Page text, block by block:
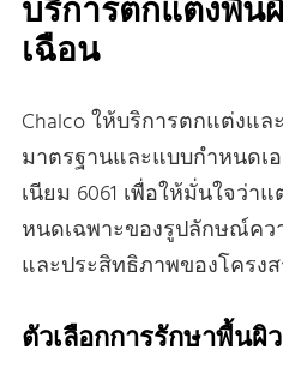
บริการตกแต่งพื้น
เฉือน
Chalco ให้บริการตกแต่งแ
มาตรฐานและแบบกําหนดเ
เนียม 6061 เพื่อให้มั่นใจว่
หนดเฉพาะของรูปลักษณ์ค
และประสิทธิภาพของโครง
ตัวเลือกการรักษาพื้นผิว